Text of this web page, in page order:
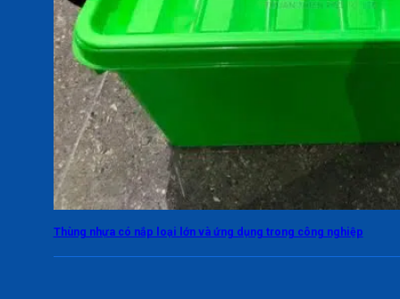
Thùng nhựa có nắp loại lớn và ứng dụng trong công nghiệp